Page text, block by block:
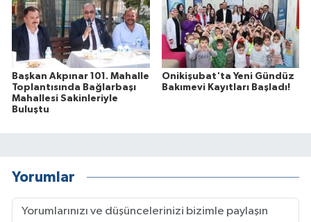
Başkan Akpınar 101. Mahalle
Toplantısında Bağlarbaşı
Mahallesi Sakinleriyle
Buluştu
Onikişubat'ta Yeni Gündüz
Bakımevi Kayıtları Başladı!
Yorumlar